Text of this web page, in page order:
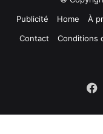
Publicité
Home À
Contact
Conditions